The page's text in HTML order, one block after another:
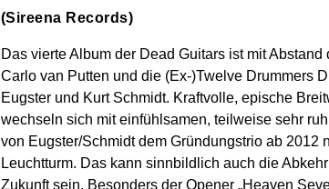
(Sireena Records)
Das vierte Album der Dead Guitars ist mit
Carlo van Putten und die (Ex-)Twelve Drummers
Eugster und Kurt Schmidt. Kraftvolle, epische
wechseln sich mit einfühlsamen, teilweise sehr
von Eugster/Schmidt dem Gründungstrio ab 2012
Leuchtturm. Das kann sinnbildlich auch die
Zukunft sein. Besonders der Opener „Heaven